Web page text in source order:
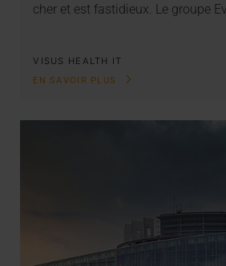
cher et est fastidieux. Le groupe
VISUS HEALTH IT
EN SAVOIR PLUS